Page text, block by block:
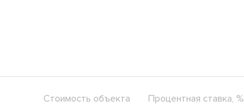
Стоимость объекта Процентная ставка, %